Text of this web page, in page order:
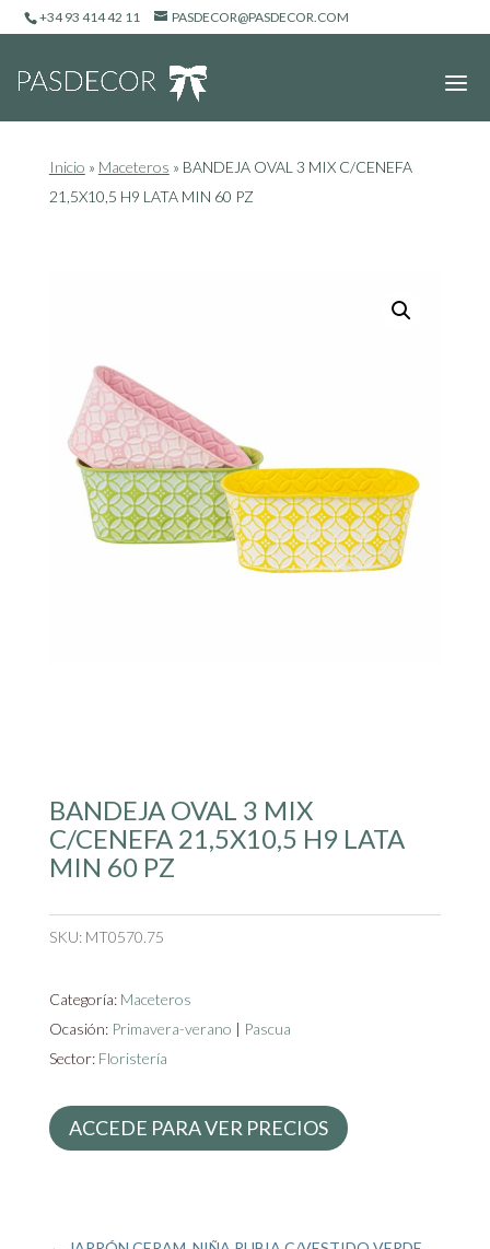
+34 93 414 42 11 PASDECOR@PASDECOR.COM
Inicio » Maceteros » BANDEJA OVAL 3 MIX C/CENEFA
21,5X10,5 H9 LATA MIN 60 PZ
BANDEJA OVAL 3 MIX
C/CENEFA 21,5X10,5 H9 LATA
MIN 60 PZ
SKU: MT0570.75
Categoría: Maceteros
Ocasión: Primavera-verano | Pascua
Sector: Floristería
ACCEDE PARA VER PRECIOS